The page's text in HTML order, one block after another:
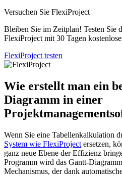
Versuchen Sie FlexiProject
Bleiben Sie im Zeitplan! Testen Sie
FlexiProject mit 30 Tagen
FlexiProject testen
Wie erstellt man ein
Diagramm in einer
Wenn Sie eine Tabellenkalkulation
System wie FlexiProject ersetzen,
ganz neue Ebene der Effizienz
Programm wird das Gantt-
Mechanismus, der dank